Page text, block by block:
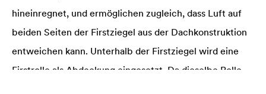
hineinregnet, und ermöglichen zugleich, dass Luft auf
beiden Seiten der Firstziegel aus der Dachkonstruktion
entweichen kann. Unterhalb der Firstziegel wird eine
Firstrolle als Abdeckung eingesetzt. Da dieselbe Rolle